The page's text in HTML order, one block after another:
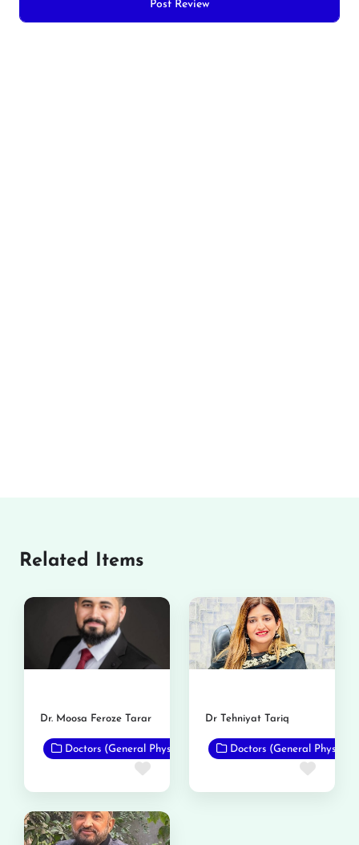
Related Items
Dr. Moosa Feroze Tarar
Doctors (General Physicians)
Favorite
Dr Tehniyat Tariq
Doctors (General